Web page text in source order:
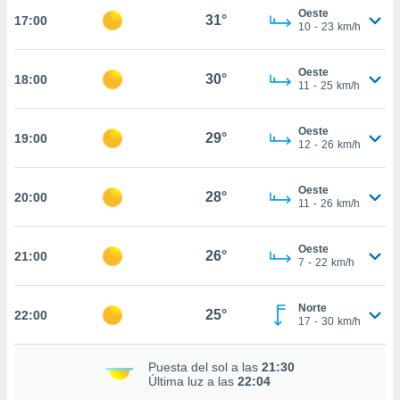
de que
el sitio
para
o
aunque
no
acceder a
abono
17:00 31°
Oeste
10 - 23 km/h
18:00 30°
Oeste
11 - 25 km/h
19:00 29°
Oeste
12 - 26 km/h
20:00 28°
Oeste
11 - 26 km/h
21:00 26°
Oeste
7 - 22 km/h
22:00 25°
Norte
17 - 30 km/h
Puesta del sol a las 21:30
Última luz a las 22:04